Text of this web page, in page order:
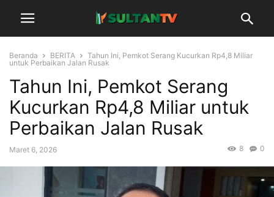
Beranda BERITA
Tahun Ini, Pemkot Serang Kucurkan Rp4,8 Miliar
untuk Perbaikan Jalan Rusak
Tahun Ini, Pemkot Serang
Kucurkan Rp4,8 Miliar untuk
Perbaikan Jalan Rusak
Maret 6, 2026 0
8